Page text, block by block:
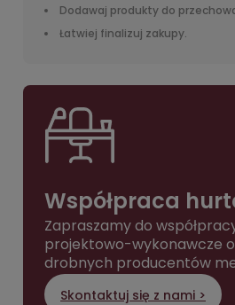
Dodawaj produkty do
Łatwiej finalizuj zakupy.
Współpraca
Zapraszamy do
projektowo-wykonawcze
drobnych producentów
Skontaktuj się z nami >